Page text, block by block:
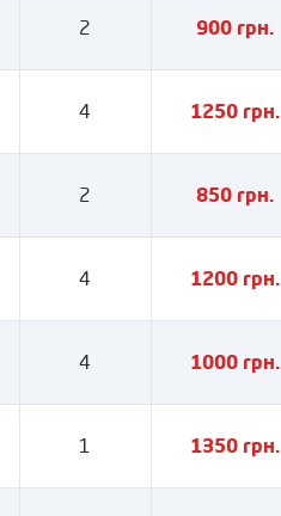
2 900 грн.
4 1250 грн.
2 850 грн.
4 1200 грн.
4 1000 грн.
1 1350 грн.